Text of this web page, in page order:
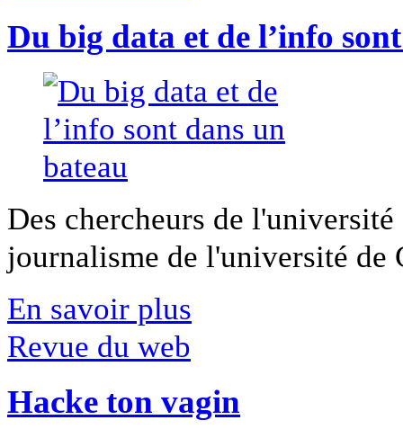
Du big data et de l’info
Des chercheurs de
journalisme de l'université
En savoir plus
Revue du web
Hacke ton vagin